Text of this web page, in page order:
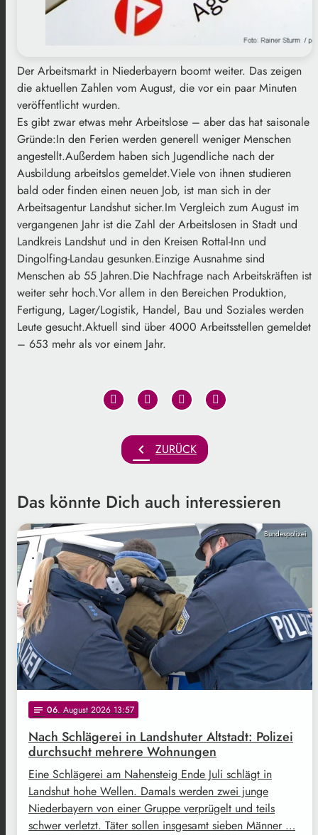
Der Arbeitsmarkt in Niederbayern boomt weiter. Das zeigen
die aktuellen Zahlen vom August, die vor ein paar Minuten
veröffentlicht wurden.
Es gibt zwar etwas mehr Arbeitslose – aber das hat saisonale
Gründe:In den Ferien werden generell weniger Menschen
angestellt.Außerdem haben sich Jugendliche nach der
Ausbildung arbeitslos gemeldet.Viele von ihnen studieren
bald oder finden einen neuen Job, ist man sich in der
Arbeitsagentur Landshut sicher.Im Vergleich zum August im
vergangenen Jahr ist die Zahl der Arbeitslosen in Stadt und
Landkreis Landshut und in den Kreisen Rottal-Inn und
Dingolfing-Landau gesunken.Einzige Ausnahme sind
Menschen ab 55 Jahren.Die Nachfrage nach Arbeitskräften ist
weiter sehr hoch.Vor allem in den Bereichen Produktion,
Fertigung, Lager/Logistik, Handel, Bau und Soziales werden
Leute gesucht.Aktuell sind über 4000 Arbeitsstellen gemeldet
– 653 mehr als vor einem Jahr.
chevron_left ZURÜCK
Das könnte Dich auch interessieren
Bundespolizei
notes 06. August 2026 13:57
Nach Schlägerei in Landshuter Altstadt: Polizei
durchsucht mehrere Wohnungen
Eine Schlägerei am Nahensteig Ende Juli schlägt in
Landshut hohe Wellen. Damals werden zwei junge
Niederbayern von einer Gruppe verprügelt und teils
schwer verletzt. Täter sollen insgesamt sieben Männer …